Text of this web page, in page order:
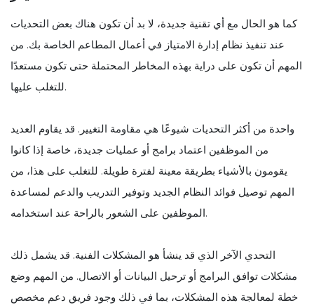
كما هو الحال مع أي تقنية جديدة، لا بد أن تكون هناك بعض التحديات
عند تنفيذ نظام إدارة الامتياز في أعمال المطاعم الخاصة بك. من
المهم أن تكون على دراية بهذه المخاطر المحتملة حتى تكون مستعدًا
للتغلب عليها.
واحدة من أكثر التحديات شيوعًا هي مقاومة التغيير. قد يقاوم العديد
من الموظفين اعتماد برامج أو عمليات جديدة، خاصة إذا كانوا
يقومون بالأشياء بطريقة معينة لفترة طويلة. للتغلب على هذا، من
المهم توصيل فوائد النظام الجديد وتوفير التدريب والدعم لمساعدة
الموظفين على الشعور بالراحة عند استخدامه.
التحدي الآخر الذي قد ينشأ هو المشكلات الفنية. قد يشمل ذلك
مشكلات توافق البرامج أو ترحيل البيانات أو الاتصال. من المهم وضع
خطة لمعالجة هذه المشكلات، بما في ذلك وجود فريق دعم مخصص